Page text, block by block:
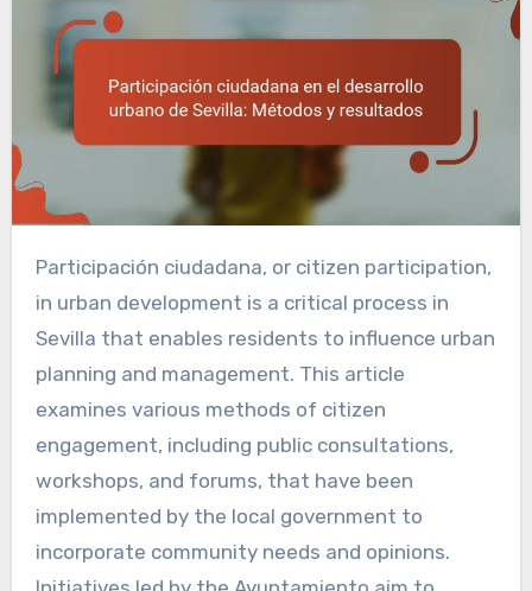
Participación ciudadana, or citizen participation,
in urban development is a critical process in
Sevilla that enables residents to influence urban
planning and management. This article
examines various methods of citizen
engagement, including public consultations,
workshops, and forums, that have been
implemented by the local government to
incorporate community needs and opinions.